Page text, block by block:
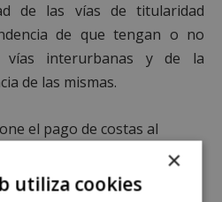
de las vías de titularidad
de que tengan o no
vías interurbanas y de la
de las mismas.
el pago de costas al
que puede presentar
×
utiliza cookies